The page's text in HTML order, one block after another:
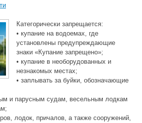
Категорически запрещается:
• купание на водоемах, где
установлены предупреждающие
знаки «Купание запрещено»;
• купание в необорудованных и
незнакомых местах;
• заплывать за буйки, обозначающие
и парусным судам, весельным лодкам
лодок, причалов, а также сооружений,